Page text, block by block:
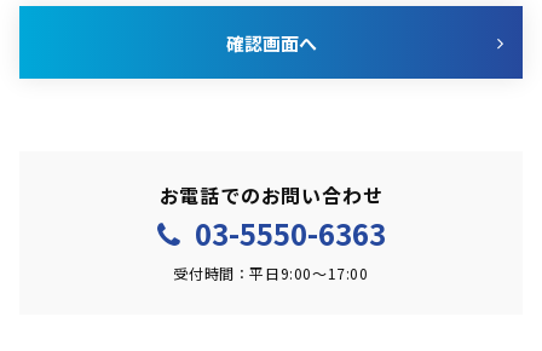
確認画面へ
お電話でのお問い合わせ
03-5550-6363
受付時間：平日9:00～17:00